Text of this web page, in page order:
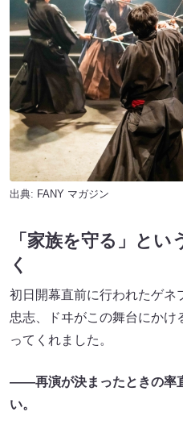
出典: FANY マガジン
「家族を守る」と
く
初日開幕直前に行われたゲネ
忠志、ドヰがこの舞台にか
ってくれました。
――再演が決まったときの率
い。